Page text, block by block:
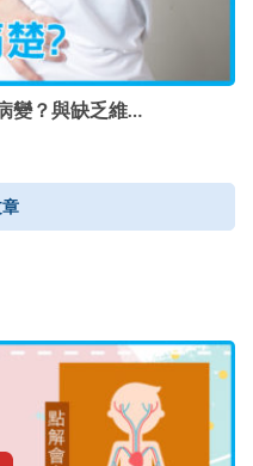
變？與缺乏維…